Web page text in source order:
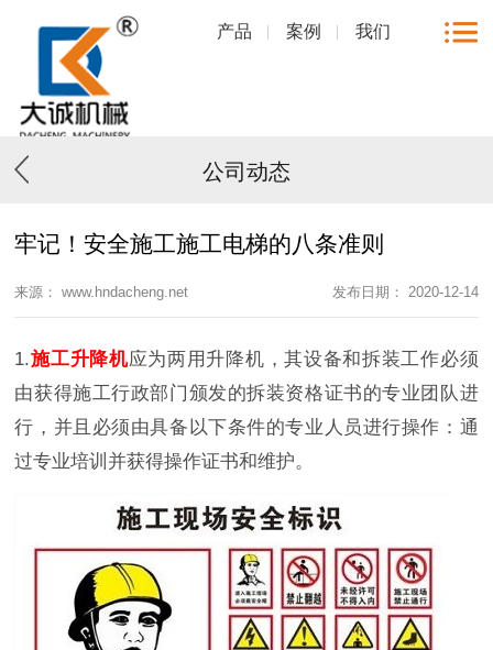
产品 案例 我们
公司动态
牢记！安全施工施工电梯的八条准则
来源： www.hndacheng.net 发布日期： 2020-12-14
1.施工升降机应为两用升降机，其设备和拆装工作必须
由获得施工行政部门颁发的拆装资格证书的专业团队进
行，并且必须由具备以下条件的专业人员进行操作：通
过专业培训并获得操作证书和维护。